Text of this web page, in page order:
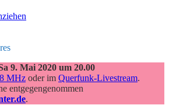
9. Mai 2020 um 20.00
MHz oder im Querfunk-Livestream.
entgegengenommen
.